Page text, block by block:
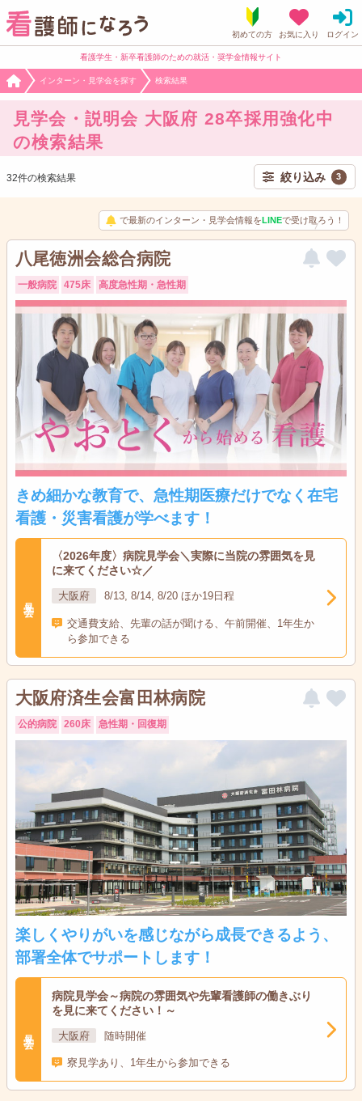
看護学生・新卒看護師のための就活・奨学金情報サイト
インターン・見学会を探す 検索結果
見学会・説明会 大阪府 28卒採用強化中
の検索結果
絞り込み 3
32件の検索結果
で最新のインターン・見学会情報をLINEで受け取ろう！
八尾徳洲会総合病院
一般病院 475床 高度急性期・急性期
きめ細かな教育で、急性期医療だけでなく在宅
看護・災害看護が学べます！
〈2026年度〉病院見学会＼実際に当院の雰囲気を見
に来てください☆／
大阪府 8/13, 8/14, 8/20 ほか19日程
交通費支給、先輩の話が聞ける、午前開催、1年生か
ら参加できる
大阪府済生会富田林病院
公的病院 260床 急性期・回復期
楽しくやりがいを感じながら成長できるよう、
部署全体でサポートします！
病院見学会～病院の雰囲気や先輩看護師の働きぶり
を見に来てください！～
大阪府 随時開催
寮見学あり、1年生から参加できる